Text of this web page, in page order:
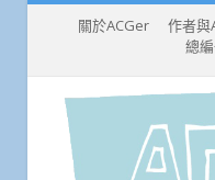
關於ACGer 作者與
總